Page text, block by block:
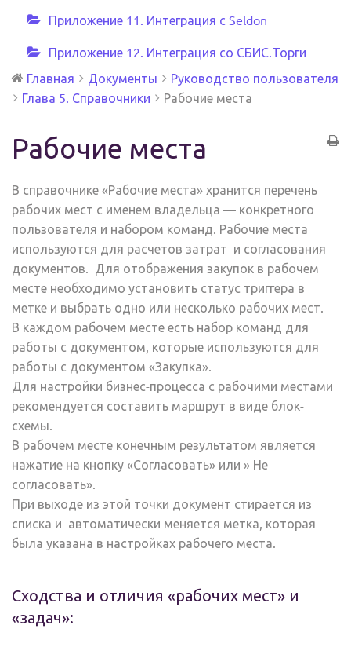
Приложение 11. Интеграция с Seldon
Приложение 12. Интеграция со СБИС.Торги
Главная
Документы
Руководство пользователя
Глава 5. Справочники
Рабочие места
Рабочие места
В справочнике «Рабочие места» хранится перечень
рабочих мест с именем владельца — конкретного
пользователя и набором команд. Рабочие места
используются для расчетов затрат и согласования
документов. Для отображения закупок в рабочем
месте необходимо установить статус триггера в
метке и выбрать одно или несколько рабочих мест.
В каждом рабочем месте есть набор команд для
работы с документом, которые используются для
работы с документом «Закупка».
Для настройки бизнес-процесса с рабочими местами
рекомендуется составить маршрут в виде блок-
схемы.
В рабочем месте конечным результатом является
нажатие на кнопку «Согласовать» или » Не
согласовать».
При выходе из этой точки документ стирается из
списка и автоматически меняется метка, которая
была указана в настройках рабочего места.
Сходства и отличия «рабочих мест» и
«задач»: